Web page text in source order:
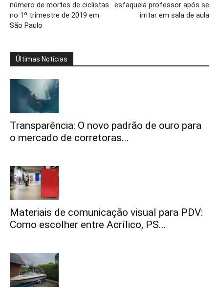
número de mortes de ciclistas
no 1º trimestre de 2019 em
São Paulo
esfaqueia professor após se
irritar em sala de aula
Últimas Notícias
Transparência: O novo padrão de ouro para
o mercado de corretoras...
Materiais de comunicação visual para PDV:
Como escolher entre Acrílico, PS...